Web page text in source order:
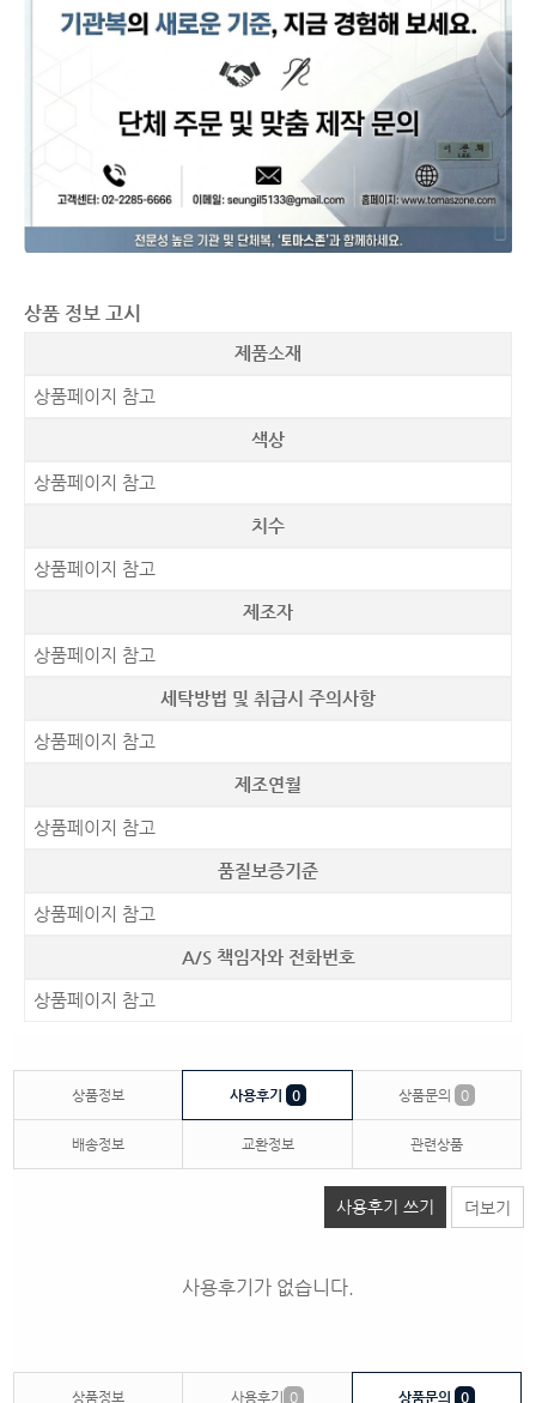
상품 정보 고시
제품소재
상품페이지 참고
색상
상품페이지 참고
치수
상품페이지 참고
제조자
상품페이지 참고
세탁방법 및 취급시 주의사항
상품페이지 참고
제조연월
상품페이지 참고
품질보증기준
상품페이지 참고
A/S 책임자와 전화번호
상품페이지 참고
상품정보 사용후기 0 상품문의 0
배송정보 교환정보 관련상품
사용후기 쓰기 더보기
사용후기가 없습니다.
상품정보 사용후기 0 상품문의 0